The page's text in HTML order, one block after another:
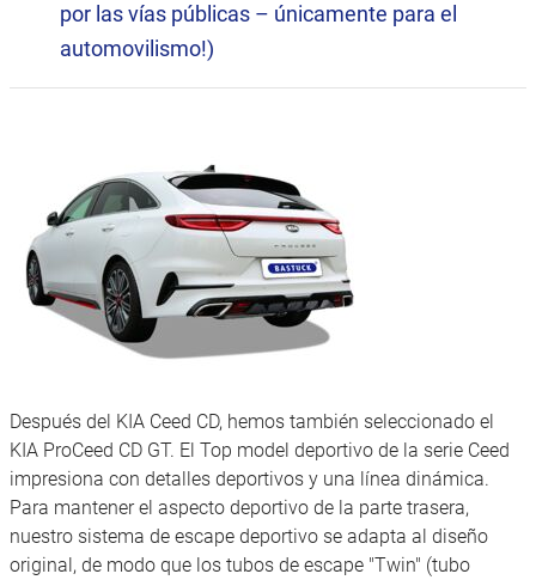
por las vías públicas – únicamente para el
automovilismo!)
Después del KIA Ceed CD, hemos también seleccionado el
KIA ProCeed CD GT. El Top model deportivo de la serie Ceed
impresiona con detalles deportivos y una línea dinámica.
Para mantener el aspecto deportivo de la parte trasera,
nuestro sistema de escape deportivo se adapta al diseño
original, de modo que los tubos de escape "Twin" (tubo